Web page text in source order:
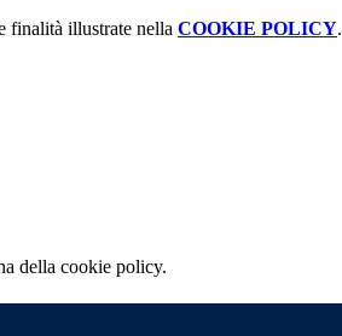
finalità illustrate nella COOKIE POLICY.
della cookie policy.